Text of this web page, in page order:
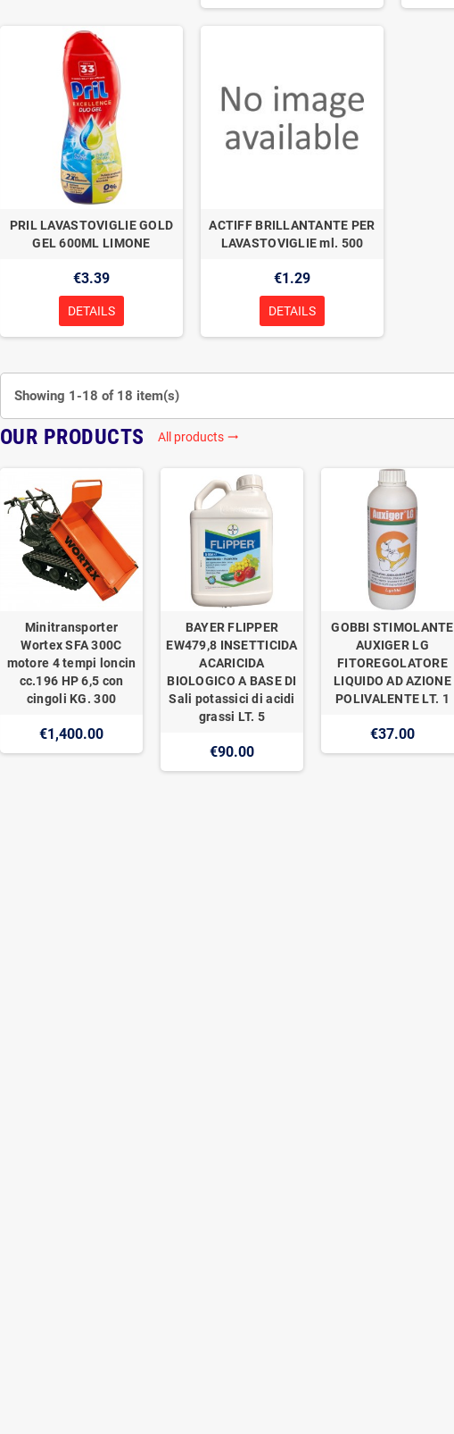
PRIL LAVASTOVIGLIE GOLD
GEL 600ML LIMONE
€3.39
DETAILS
ACTIFF BRILLANTANTE PER
LAVASTOVIGLIE ml. 500
€1.29
DETAILS
Showing 1-18 of 18 item(s)
OUR PRODUCTS All products trending_flat
Minitransporter
Wortex SFA 300C
motore 4 tempi loncin
cc.196 HP 6,5 con
cingoli KG. 300
€1,400.00
BAYER FLIPPER
EW479,8 INSETTICIDA
ACARICIDA
BIOLOGICO A BASE DI
Sali potassici di acidi
grassi LT. 5
€90.00
GOBBI STIMOLANTE
AUXIGER LG
FITOREGOLATORE
LIQUIDO AD AZIONE
POLIVALENTE LT. 1
€37.00